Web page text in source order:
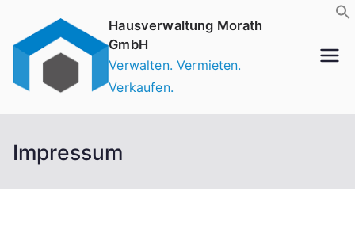
Hausverwaltung Morath
GmbH
Verwalten. Vermieten.
Verkaufen.
Impressum